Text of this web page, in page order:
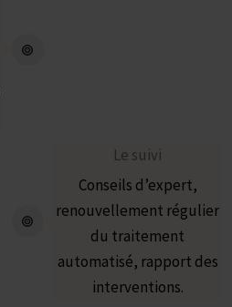
Le suivi
Conseils d’expert,
renouvellement régulier
du traitement
automatisé, rapport des
interventions.